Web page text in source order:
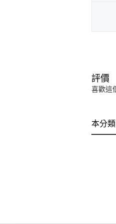
評價
喜歡這
本分